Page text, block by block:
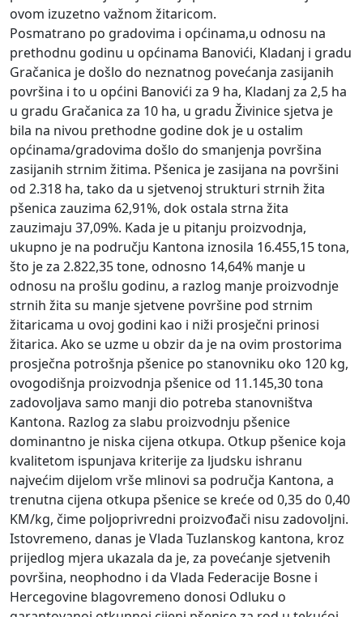
ovom izuzetno važnom žitaricom.
Posmatrano po gradovima i općinama,u odnosu na
prethodnu godinu u općinama Banovići, Kladanj i gradu
Gračanica je došlo do neznatnog povećanja zasijanih
površina i to u općini Banovići za 9 ha, Kladanj za 2,5 ha
u gradu Gračanica za 10 ha, u gradu Živinice sjetva je
bila na nivou prethodne godine dok je u ostalim
općinama/gradovima došlo do smanjenja površina
zasijanih strnim žitima. Pšenica je zasijana na površini
od 2.318 ha, tako da u sjetvenoj strukturi strnih žita
pšenica zauzima 62,91%, dok ostala strna žita
zauzimaju 37,09%. Kada je u pitanju proizvodnja,
ukupno je na području Kantona iznosila 16.455,15 tona,
što je za 2.822,35 tone, odnosno 14,64% manje u
odnosu na prošlu godinu, a razlog manje proizvodnje
strnih žita su manje sjetvene površine pod strnim
žitaricama u ovoj godini kao i niži prosječni prinosi
žitarica. Ako se uzme u obzir da je na ovim prostorima
prosječna potrošnja pšenice po stanovniku oko 120 kg,
ovogodišnja proizvodnja pšenice od 11.145,30 tona
zadovoljava samo manji dio potreba stanovništva
Kantona. Razlog za slabu proizvodnju pšenice
dominantno je niska cijena otkupa. Otkup pšenice koja
kvalitetom ispunjava kriterije za ljudsku ishranu
najvećim dijelom vrše mlinovi sa područja Kantona, a
trenutna cijena otkupa pšenice se kreće od 0,35 do 0,40
KM/kg, čime poljoprivredni proizvođači nisu zadovoljni.
Istovremeno, danas je Vlada Tuzlanskog kantona, kroz
prijedlog mjera ukazala da je, za povećanje sjetvenih
površina, neophodno i da Vlada Federacije Bosne i
Hercegovine blagovremeno donosi Odluku o